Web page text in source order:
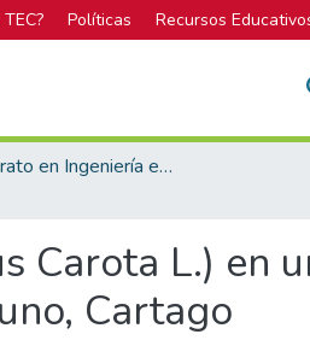
Políticas Recursos
Bachillerato en Ingeniería en Agronomía
Carota L.) en
Cartago